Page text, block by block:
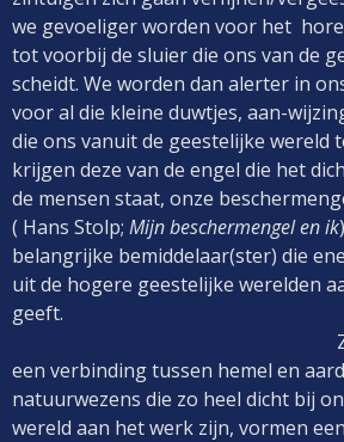
we gevoeliger worden voor het
tot voorbij de sluier die ons van de
scheidt. We worden dan alerter in
voor al die kleine duwtjes, aan-
die ons vanuit de geestelijke wereld
krijgen deze van de engel die het
de mensen staat, onze
( Hans Stolp; Mijn beschermengel en ik
belangrijke bemiddelaar(ster) die
uit de hogere geestelijke werelden
Zo is er van
een verbinding tussen hemel en
natuurwezens die zo heel dicht bij
wereld aan het werk zijn, vormen